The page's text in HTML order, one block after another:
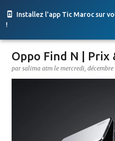
Installez l'app Tic Maroc sur
!
Accéder au
Oppo Find N | Prix
par salima atm le mercredi, décembre